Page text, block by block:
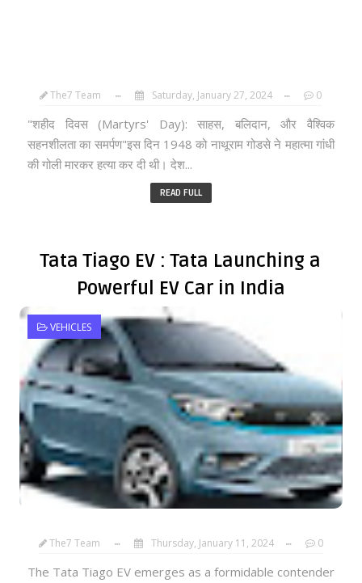
The7 Team Saturday, January 27, 2024 0
"शहीद दिवस (Martyrs' Day): साहस, बलिदान, और वैश्विक
सहनशीलता का समर्पण"इस दिन 1948 को नाथूराम गोडसे ने महात्मा गांधी
की गोली मारकर हत्या कर दी थी। देश...
READ FULL
Tata Tiago EV : Tata Launching a
Powerful EV Car in India
VEHICLES
The7 Team Thursday, January 11, 2024 0
The Tata Tiago EV emerges as a formidable contender